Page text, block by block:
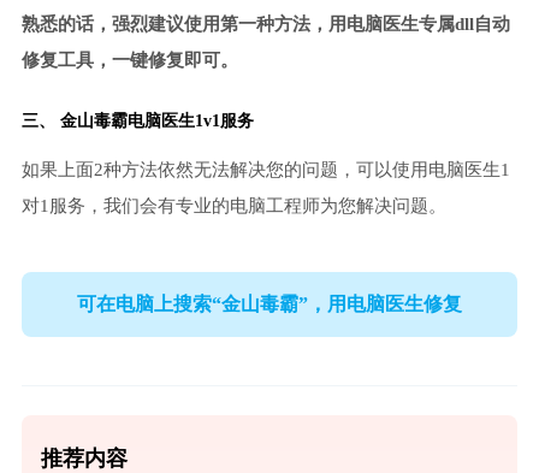
熟悉的话，强烈建议使用第一种方法，用电脑医生专属dll自动
修复工具，一键修复即可。
三、 金山毒霸电脑医生1v1服务
如果上面2种方法依然无法解决您的问题，可以使用电脑医生1
对1服务，我们会有专业的电脑工程师为您解决问题。
可在电脑上搜索“金山毒霸”，用电脑医生修复
推荐内容